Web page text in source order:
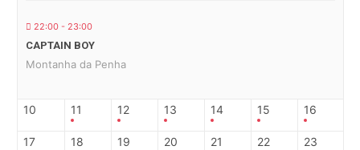
22:00 - 23:00
CAPTAIN BOY
Montanha da Penha
10 11 12 13 14 15 16
17 18 19 20 21 22 23